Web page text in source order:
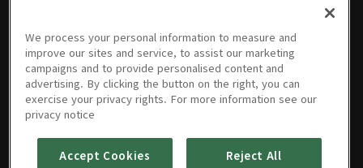
PREMIUM
19회
07/27/2009 • 1시간 3분
PREMIUM
20회
PREMIUM
21회
PREMIUM
22회
PREMIUM
23회 24회
We process your personal information to measure and
improve our sites and service, to assist our marketing
campaigns and to provide personalised content and
advertising. By clicking the button on the right, you can
exercise your privacy rights. For more information see our
privacy notice
Accept Cookies Reject All